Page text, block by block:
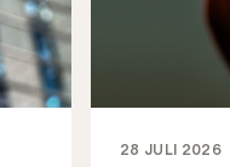
28 JULI 2026